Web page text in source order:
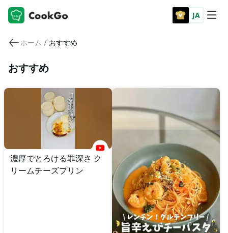
JA
ホーム / おすすめ
おすすめ
濃厚でとろける罪深さ ク
リームチーズプリン